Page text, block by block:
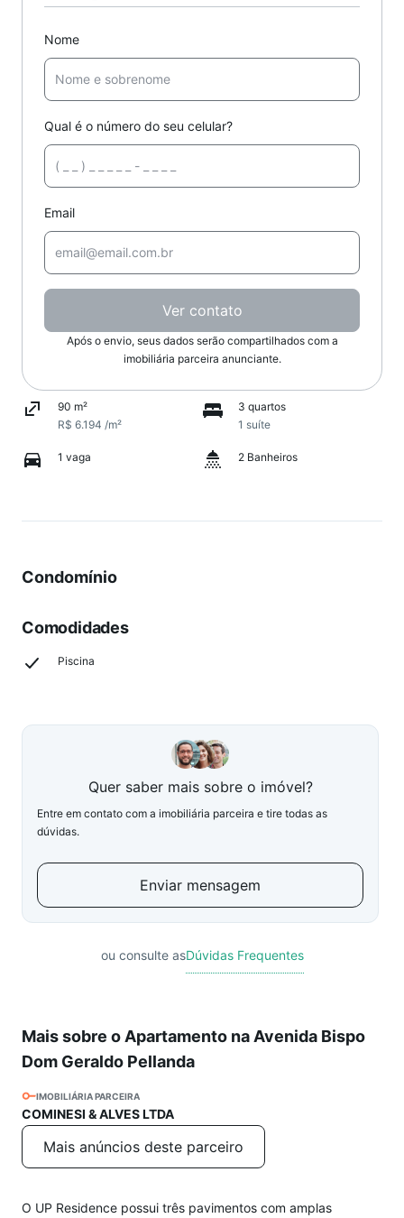
Nome
Qual é o número do seu celular?
Email
Ver contato
Após o envio, seus dados serão compartilhados com a
imobiliária parceira anunciante.
90 m²
R$ 6.194 /m²
3 quartos
1 suíte
1 vaga 2 Banheiros
Condomínio
Comodidades
Piscina
Quer saber mais sobre o imóvel?
Entre em contato com a imobiliária parceira e tire todas as
dúvidas.
Enviar mensagem
ou consulte asDúvidas Frequentes
Mais sobre o Apartamento na Avenida Bispo
Dom Geraldo Pellanda
IMOBILIÁRIA PARCEIRA
COMINESI & ALVES LTDA
Mais anúncios deste parceiro
O UP Residence possui três pavimentos com amplas